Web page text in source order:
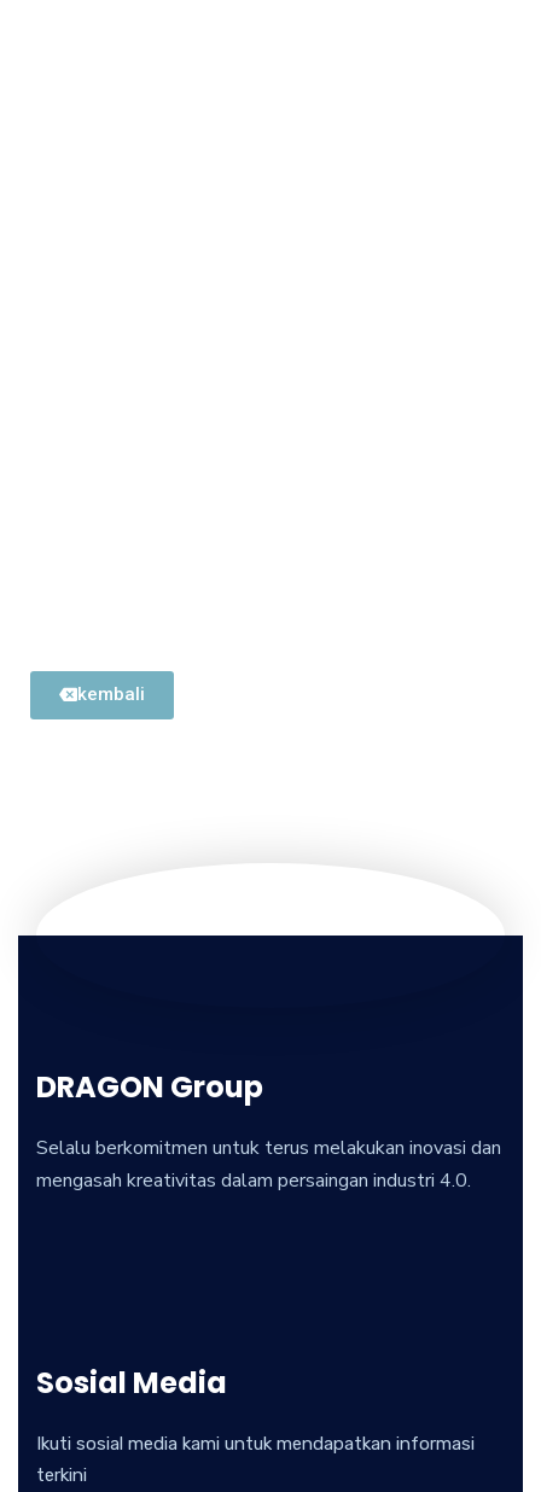
kembali
DRAGON Group
Selalu berkomitmen untuk terus melakukan inovasi dan
mengasah kreativitas dalam persaingan industri 4.0.
Sosial Media
Ikuti sosial media kami untuk mendapatkan informasi
terkini